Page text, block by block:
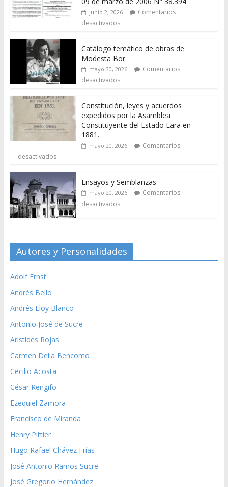
junio 2, 2026
Comentarios
desactivados
Catálogo temático de obras de
Modesta Bor
mayo 30, 2026
Comentarios
desactivados
Constitución, leyes y acuerdos
expedidos por la Asamblea
Constituyente del Estado Lara en
1881.
mayo 20, 2026
Comentarios
desactivados
Ensayos y Semblanzas
mayo 20, 2026
Comentarios
desactivados
Autores y Personalidades
Adolf Ernst
Andrés Bello
Andrés Eloy Blanco
Antonio José de Sucre
Aristides Rojas
Carmen Delia Bencomo
Cecilio Acosta
César Rengifo
Ezequiel Zamora
Francisco de Miranda
Henry Pittier
Hugo Rafael Chávez Frías
José Antonio Ramos Sucre
José Gregorio Hernández